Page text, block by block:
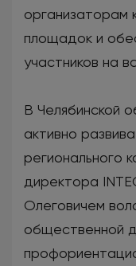
организаторам
площадок и
участников на
В Челябинской
активно
регионального
директора
Олеговичем
общественной